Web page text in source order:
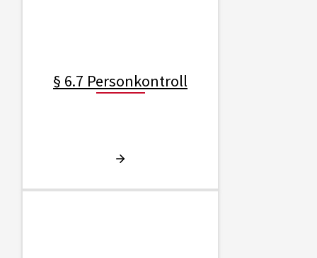
§ 6.7 Personkontroll